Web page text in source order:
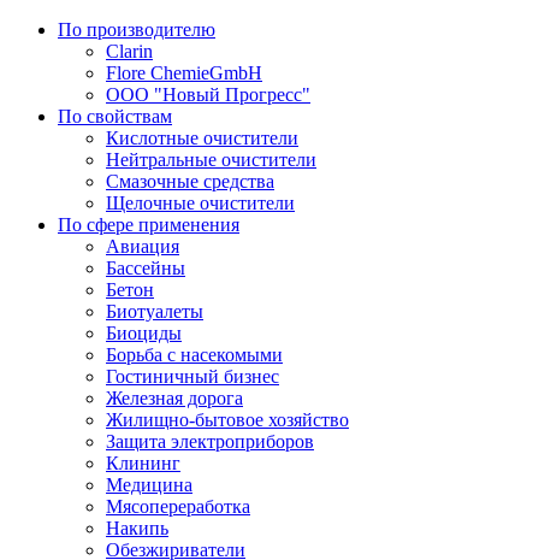
По производителю
Clarin
Flore ChemieGmbH
ООО "Новый Прогресс"
По свойствам
Кислотные очистители
Нейтральные очистители
Смазочные средства
Щелочные очистители
По сфере применения
Авиация
Бассейны
Бетон
Биотуалеты
Биоциды
Борьба с насекомыми
Гостиничный бизнес
Железная дорога
Жилищно-бытовое хозяйство
Защита электроприборов
Клининг
Медицина
Мясопереработка
Накипь
Обезжириватели